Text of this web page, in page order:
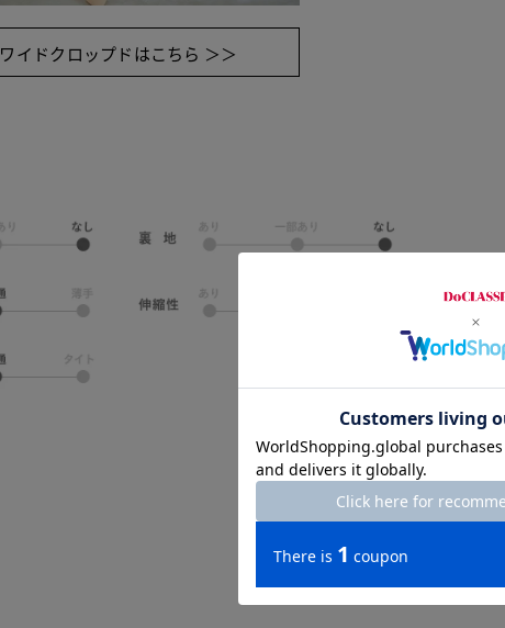
ワイドクロップドはこちら ＞＞